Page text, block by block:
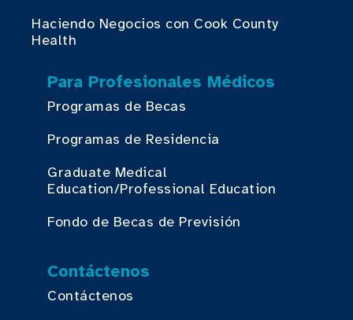
Haciendo Negocios con Cook County
Health
Para Profesionales Médicos
Programas de Becas
Programas de Residencia
Graduate Medical
Education/Professional Education
Fondo de Becas de Previsión
Contáctenos
Contáctenos